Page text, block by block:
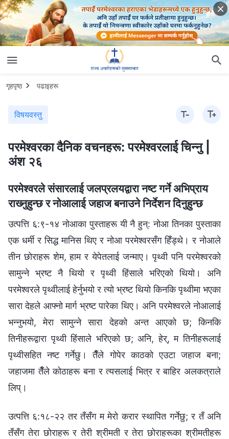
गृहपृष्ठ पढाइहरू
विषयवस्तु
परमेश्‍वरका दैनिक वचनहरू: परमेश्‍वरलाई चिन्‍नु |
अंश २६
परमेश्‍वरले संसारलाई जलप्रलयद्वारा नष्ट गर्ने अभिप्राय
राख्‍नुहुन्छ र नोआलाई जहाज बनाउने निर्देशन दिनुहुन्छ
उत्पत्ति ६:९-१४ नोआका पुस्ताहरू यी नै हुन्: नोआ तिनका पुस्ताका
एक धर्मी र सिद्ध मानिस थिए र नोआ परमेश्‍वरसँग हिँड्थे। र नोआले
तीन छोराहरू शेम, हाम र येपेतलाई जन्माए। पृथ्वी पनि परमेश्‍वरको
सामुन्‍ने भ्रष्ट नै थियो र पृथ्वी हिंसाले भरिएको थियो। अनि
परमेश्‍वरले पृथ्वीलाई हेर्नुभयो र त्यो भ्रष्ट थियो किनकि पृथ्वीमा भएका
सारा देहले आफ्नो मार्ग भ्रष्ट पारेका थिए। अनि परमेश्‍वरले नोआलाई
भन्‍नुभयो, मेरा सामुन्‍ने सारा देहको अन्त आएको छ; किनकि
तिनीहरूद्वारा पृथ्वी हिंसाले भरिएको छ; अनि, हेर्, म तिनीहरूलाई
पृथ्वीसहित नष्ट गर्नेछु। तैँले गोपेर काठको एउटा जहाज बना;
जहाजमा तैँले कोठाहरू बना र त्यसलाई भित्र र बाहिर अलकत्राले
लिप्।
उत्पत्ति ६:१८-२२ तर तँसँग म मेरो करार स्थापित गर्नेछु; र तँ अनि
तँसँग तेरा छोराहरू र तेरी श्रीमती र तेरा छोराहरूका श्रीमतीहरू